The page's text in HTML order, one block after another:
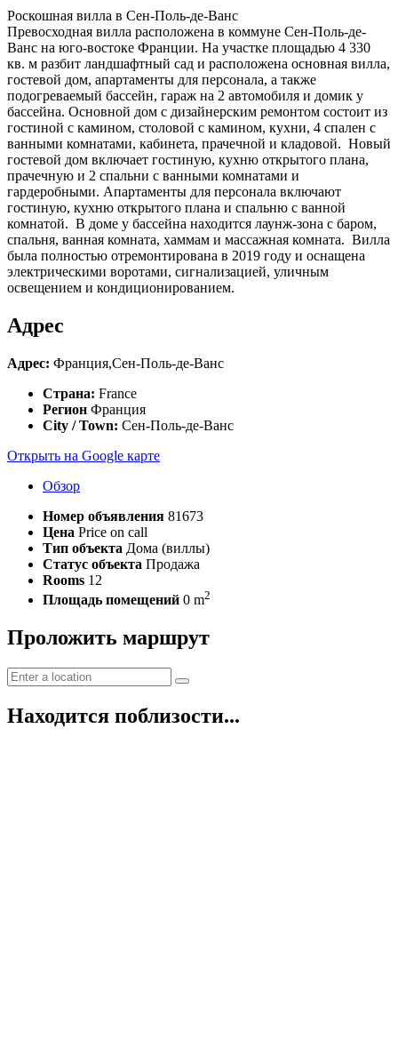
Роскошная вилла в Сен-Поль-де-Ванс
Превосходная вилла расположена в коммуне Сен-Поль-де-
Ванс на юго-востоке Франции. На участке площадью 4 330
кв. м разбит ландшафтный сад и расположена основная вилла,
гостевой дом, апартаменты для персонала, а также
подогреваемый бассейн, гараж на 2 автомобиля и домик у
бассейна. Основной дом с дизайнерским ремонтом состоит из
гостиной с камином, столовой с камином, кухни, 4 спален с
ванными комнатами, кабинета, прачечной и кладовой. Новый
гостевой дом включает гостиную, кухню открытого плана,
прачечную и 2 спальни с ванными комнатами и
гардеробными. Апартаменты для персонала включают
гостиную, кухню открытого плана и спальню с ванной
комнатой. В доме у бассейна находится лаунж-зона с баром,
спальня, ванная комната, хаммам и массажная комната. Вилла
была полностью отремонтирована в 2019 году и оснащена
электрическими воротами, сигнализацией, уличным
освещением и кондиционированием.
Адрес
Адрес: Франция,Сен-Поль-де-Ванс
Страна: France
Регион Франция
City / Town: Сен-Поль-де-Ванс
Открыть на Google карте
Обзор
Номер объявления 81673
Цена Price on call
Тип объекта Дома (виллы)
Статус объекта Продажа
Rooms 12
Площадь помещений 0 m2
Проложить маршрут
Находится поблизости...